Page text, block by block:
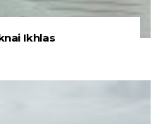
Ikhlas